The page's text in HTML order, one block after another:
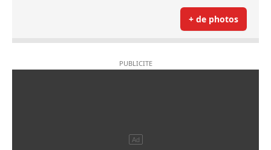
+ de photos